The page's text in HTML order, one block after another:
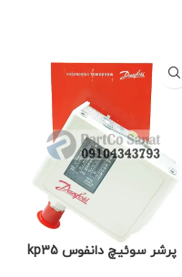
پرشر سوئیچ دانفوس kp35